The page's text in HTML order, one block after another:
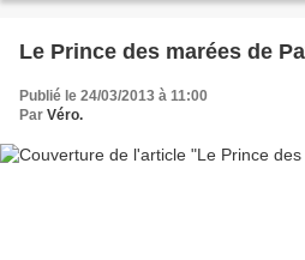
Le Prince des marées de
Publié le 24/03/2013 à 11:00
Par Véro.